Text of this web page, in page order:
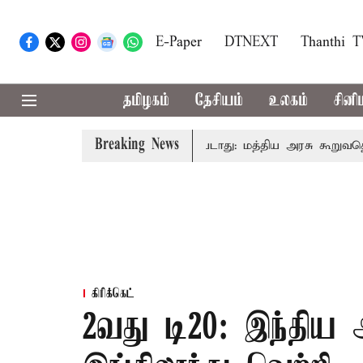
E-Paper DTNEXT Thanthi
தமிழகம் தேசியம் உலகம்
Breaking News
கட்டணம் வசூலிக்கப்படாது: மத்திய அரசு
கிரிக்கெட்
2வது டி20: